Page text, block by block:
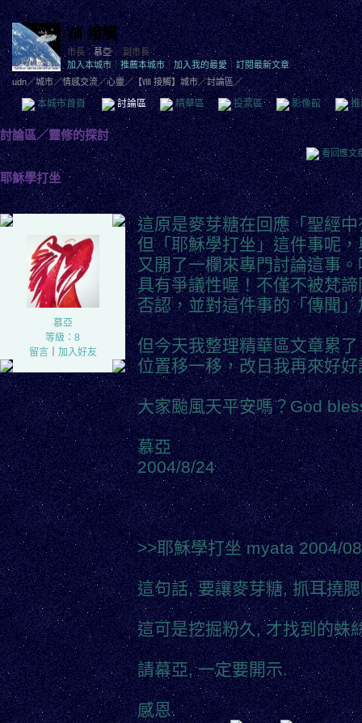
Ⅷ 接觸
市長：慕亞
副市長：
加入本城市｜推薦本城市｜加入我的最愛｜訂閱最新文章
udn／城市／情感交流／心靈／【Ⅷ 接觸】城市／討論區／
本城市首頁 討論區 精華區 投票區 影像館 推
討論區／靈修的探討
看回應文
耶穌學打坐
慕亞
等級：8
留言｜ 加入好友
這原是麥芽糖在回應「聖經
但「耶穌學打坐」這件事呢
又開了一欄來專門討論這事
具有爭議性喔！不僅不被梵
否認，並對這件事的「傳聞
但今天我整理精華區文章累
位置移一移，改日我再來好
大家颱風天平安嗎？God
慕亞
2004/8/24
>>耶穌學打坐 myata 2004/
這句話, 要讓麥芽糖, 抓耳撓
這可是挖掘粉久, 才找到的蛛
請幕亞, 一定要開示.
感恩.